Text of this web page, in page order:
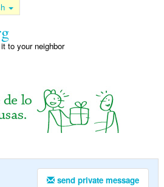
to your neighbor
send private message